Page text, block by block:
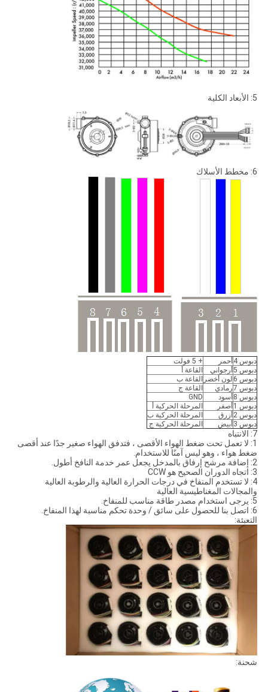
5: الأبعاد الكلية
6: مخطط الأسلاك
دبوس 4 أحمر
+ 5 فولت
دبوس 5
أرجواني
القاعة أ
دبوس 6
لون أخضر القاعة ب
دبوس 7
رمادي
القاعة ج
دبوس 8
أسود
GND
دبوس 1
أصفر
المرحلة الحركية أ
دبوس 2
أزرق
المرحلة الحركية ب
دبوس 3
أبيض المرحلة الحركية ج
7: الانتباه
1: لا تعمل تحت ضغط الهواء الأقصى ، فتدفق الهواء صغير جدًا عند أقصى
ضغط هواء ، وهو ليس آمنًا للاستخدام.
2: إضافة مرشح إرفاق بالمدخل يجعل عمر خدمة النافخ أطول.
3: اتجاه الدوران الصحيح هو CCW
4: لا تستخدم المنفاخ في درجات الحرارة العالية والرطوبة العالية
والمجالات المغناطيسية العالية
5: يرجى استخدام مصدر طاقة مناسب للمنفاخ.
6: اتصل بنا للحصول على سائق / وحدة تحكم مناسبة لهذا المنفاخ.
التعبئة:
شحنة: